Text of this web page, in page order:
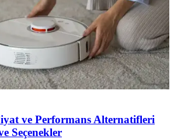
ve Performans Alternatifleri
Seçenekler